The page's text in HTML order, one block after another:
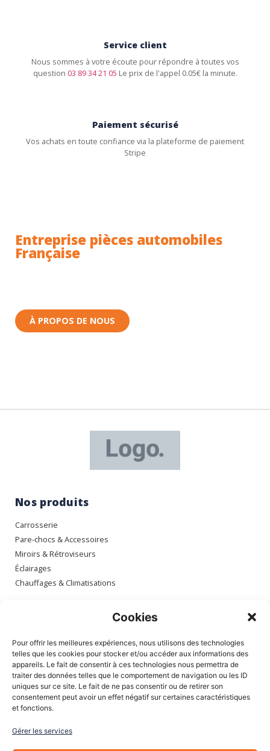
Cookies
Pour offrir les meilleures expériences, nous utilisons des technologies
telles que les cookies pour stocker et/ou accéder aux informations des
appareils. Le fait de consentir à ces technologies nous permettra de
traiter des données telles que le comportement de navigation ou les ID
uniques sur ce site. Le fait de ne pas consentir ou de retirer son
consentement peut avoir un effet négatif sur certaines caractéristiques
et fonctions.
Gérer les services
Service client
Nous sommes à votre écoute pour répondre à toutes vos
question 03 89 34 21 05 Le prix de l'appel 0.05€ la minute.
Paiement sécurisé
Vos achats en toute confiance via la plateforme de paiement
Stripe
Entreprise pièces automobiles
Française
À PROPOS DE NOUS
Nos produits
Carrosserie
Pare-chocs & Accessoires
Miroirs & Rétroviseurs
Éclairages
Chauffages & Climatisations
Mon compte
Mes commandes
Mes adresses
Mon panier
Informations
À Propos de nous